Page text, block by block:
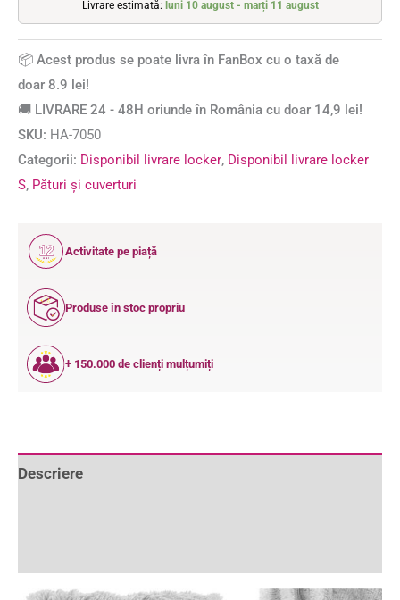
Livrare estimată: luni 10 august - marți 11 august
📦 Acest produs se poate livra în FanBox cu o taxă de
doar 8.9 lei!
🚚 LIVRARE 24 - 48H oriunde în România cu doar 14,9 lei!
SKU: HA-7050
Categorii: Disponibil livrare locker, Disponibil livrare locker
S, Pături și cuverturi
12
ANI
Activitate pe piață
Produse în stoc propriu
+ 150.000 de clienți mulțumiți
Descriere